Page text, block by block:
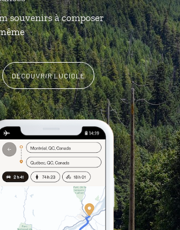
souvenirs à composer
DÉCOUVRIR LUCIOLE